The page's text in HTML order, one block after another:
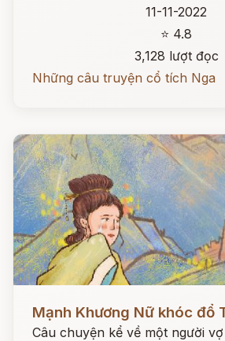
11-11-2022
⭐ 4.8
3,128 lượt đọc
Những câu truyện cổ tích Nga
Mạnh Khương Nữ khóc đổ
Câu chuyện kể về một người